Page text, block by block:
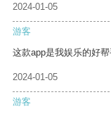
2024-01-05
游客
这款app是我娱乐的好
2024-01-05
游客